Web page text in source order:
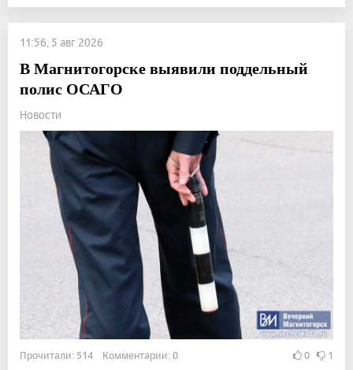
11:56, 5 авг 2026
В Магнитогорске выявили поддельный
полис ОСАГО
Новости
Прочитали: 514 Комментарии: 0 0 1